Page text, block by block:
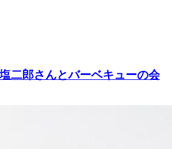
二郎さんとバーベキューの会